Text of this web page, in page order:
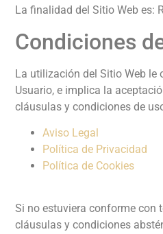
La finalidad del Sitio Web es:
Condiciones
La utilización del Sitio Web le
Usuario, e implica la
cláusulas y condiciones de
Aviso Legal
Política de Privacidad
Política de Cookies
Si no estuviera conforme con
cláusulas y condiciones